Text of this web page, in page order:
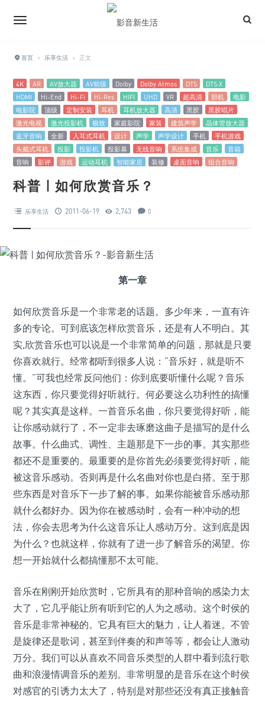
首页 › 乐享生活 › 正文
4K AR AV放大器 AV前级 Dolby Dolby Atmos DTS
DTS:X
HDMI
Hi-End Hi-Fi Hi-Res HIFI UHD VR 超高清 胆机
电影
电影院
顶级 定制安装 耳机 耳机放大器 高清 黑胶
黑胶唱片
激光电视
激光投影机 极致 家庭影院 家装 建筑声学
晶体管放大器
蓝牙音响
全新 入耳式耳机 设计 声学 声学设计 手机
手机游戏
头戴式耳机
投影 投影机 投影幕 无线音响 系统集成 音乐
音箱
音响
影评 游戏 运动耳机 智能家居 装修 桌面音响 组合音响
科普 | 如何欣赏音乐？
乐享生活 2011-06-19 2,743 0
第一章
如何欣赏音乐是一个非常老的话题。多少年来，一直有许
多的专论。可到底该怎样欣赏音乐，还是有人不明白。其
实,欣赏音乐也可以说是一个非常简单的问题，那就是只要
你喜欢就行。经常都听到很多人说：“音乐好，就是听不
懂。”可我也经常反问他们：你到底要听懂什么呢？音乐
这东西，你只要觉得好听就行。何必要这么功利性的搞懂
呢？其实真是这样。一首音乐名曲，你只要觉得好听，能
让你感动就行了，不一定非去琢磨这曲子是描写的是什么
故事。什么曲式、调性、主题那是下一步的事。其实那些
都还不是重要的。最重要的是你首先必须要觉得好听，能
被这音乐感动。否则再是什么名曲对你也是白搭。至于那
些东西是对音乐下一步了解的事。如果你能被音乐感动那
就什么都好办。因为你在被感动时，会有一种冲动的想
法，你会去思考为什么这音乐让人感动万分。这到底是因
为什么？也就这样，你就有了进一步了解音乐的渴望。你
想一开始就什么都搞懂那不太可能。
音乐在刚刚开始欣赏时，它所具有的那种音响的感染力太
大了，它几乎能让所有听到它的人为之感动。这个时侯的
音乐是非常神秘的。它具有巨大的魅力，让人着迷。不管
是旋律还是歌词，甚至到伴奏的和声等等，都会让人激动
万分。我们可以从喜欢不同音乐类型的人群中看到流行歌
曲和浪漫情调音乐的差别。非常明显的是音乐在这个时侯
对感官的引诱力太大了，特别是对那些还没有真正接触音